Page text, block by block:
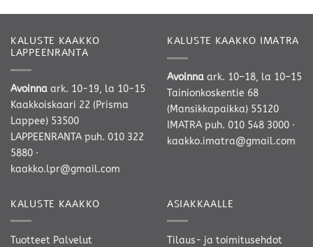
KALUSTE KAAKKO
LAPPEENRANTA
Avoinna ark. 10-19, la 10-15
Kaakkoiskaari 22 (Prisma
Lappee) 53500
LAPPEENRANTA puh. 010 322
5880 ·
kaakko.lpr@gmail.com
KALUSTE KAAKKO IMATRA
Avoinna ark. 10–18, la 10–15
Tainionkoskentie 68
(Mansikkapaikka) 55120
IMATRA puh. 010 548 3000 ·
kaakko.imatra@gmail.com
KALUSTE KAAKKO
Tuotteet Palvelut
ASIAKKAALLE
Tilaus- ja toimitusehdot